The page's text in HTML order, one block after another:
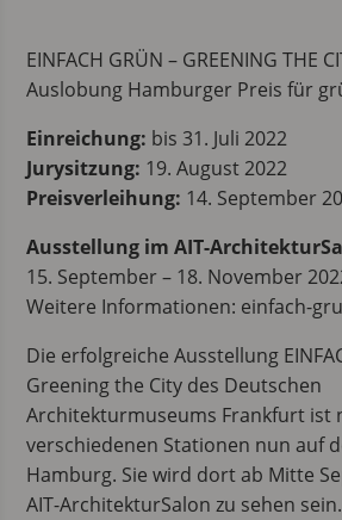
EINFACH GRÜN – GREENING THE
Auslobung Hamburger Preis für
Einreichung: bis 31. Juli 2022
Jurysitzung: 19. August 2022
Preisverleihung: 14. September
Ausstellung im AIT-
15. September – 18. November
Weitere Informationen: einfach-
Die erfolgreiche Ausstellung
Greening the City des Deutschen
Architekturmuseums Frankfurt ist
verschiedenen Stationen nun auf
Hamburg. Sie wird dort ab Mitte
AIT-ArchitekturSalon zu sehen